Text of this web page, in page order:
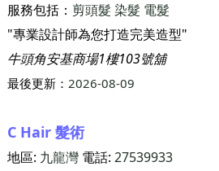
服務包括： 剪頭髮 染髮 電髮
"專業設計師為您打造完美造型"
牛頭角安基商場1樓103號舖
最後更新： 2026-08-09
C Hair 髮術
地區: 九龍灣電話: 27539933